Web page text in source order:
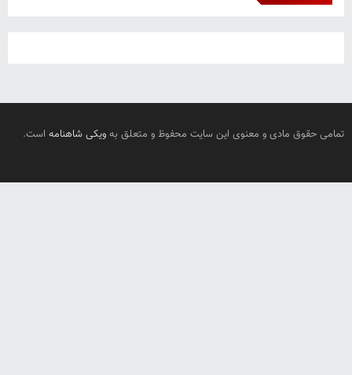
تمامی حقوق مادی و معنوی این سایت محفوظ و متعلق به ویکی شاهنامه است.